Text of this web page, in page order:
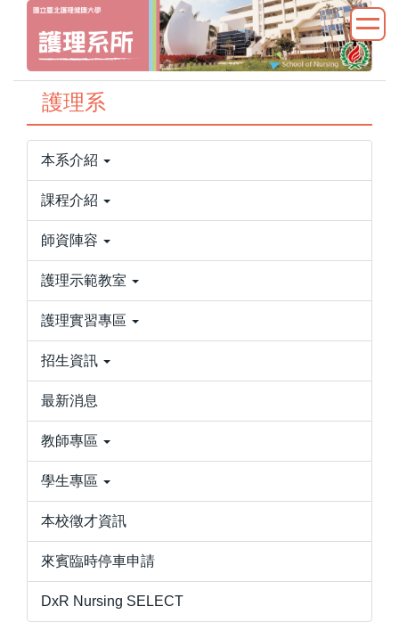
要
護理系
本系介紹
課程介紹
師資陣容
護理示範教室
護理實習專區
招生資訊
最新消息
教師專區
學生專區
本校徵才資訊
來賓臨時停車申請
DxR Nursing SELECT